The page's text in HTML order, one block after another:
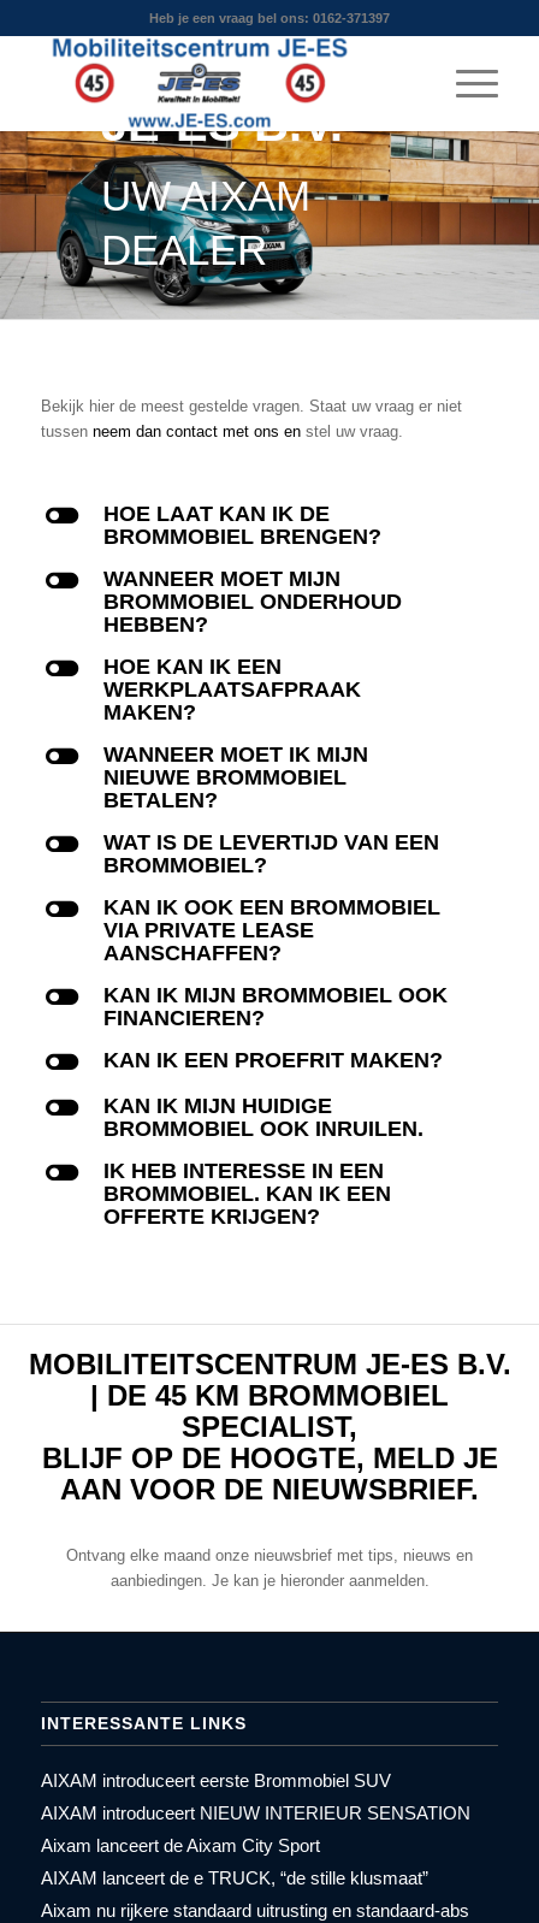
Heb je een vraag bel ons: 0162-371397
JE-ES B.V.
UW AIXAM
DEALER
Bekijk hier de meest gestelde vragen. Staat uw vraag er niet
tussen neem dan contact met ons enstel uw vraag.
l
HOE LAAT KAN IK DE
BROMMOBIEL BRENGEN?
l
WANNEER MOET MIJN
BROMMOBIEL ONDERHOUD
HEBBEN?
l
HOE KAN IK EEN
WERKPLAATSAFPRAAK
MAKEN?
l
WANNEER MOET IK MIJN
NIEUWE BROMMOBIEL
BETALEN?
l
WAT IS DE LEVERTIJD VAN EEN
BROMMOBIEL?
l
KAN IK OOK EEN BROMMOBIEL
VIA PRIVATE LEASE
AANSCHAFFEN?
l
KAN IK MIJN BROMMOBIEL OOK
FINANCIEREN?
l KAN IK EEN PROEFRIT MAKEN?
l
KAN IK MIJN HUIDIGE
BROMMOBIEL OOK INRUILEN.
l
IK HEB INTERESSE IN EEN
BROMMOBIEL. KAN IK EEN
OFFERTE KRIJGEN?
MOBILITEITSCENTRUM JE-ES B.V.
| DE 45 KM BROMMOBIEL
SPECIALIST,
BLIJF OP DE HOOGTE, MELD JE
AAN VOOR DE NIEUWSBRIEF.
Ontvang elke maand onze nieuwsbrief met tips, nieuws en
aanbiedingen. Je kan je hieronder aanmelden.
INTERESSANTE LINKS
AIXAM introduceert eerste Brommobiel SUV
AIXAM introduceert NIEUW INTERIEUR SENSATION
Aixam lanceert de Aixam City Sport
AIXAM lanceert de e TRUCK, “de stille klusmaat”
Aixam nu rijkere standaard uitrusting en standaard-abs